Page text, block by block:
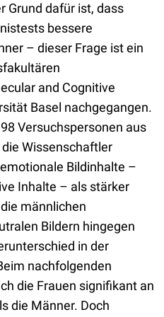
Grund dafür ist, dass
bessere
– dieser Frage ist ein
and Cognitive
Basel nachgegangen.
Versuchspersonen aus
Wissenschaftler
Bildinhalte –
Inhalte – als stärker
männlichen
Bildern hingegen
in der
nachfolgenden
die Frauen signifikant an
die Männer. Doch